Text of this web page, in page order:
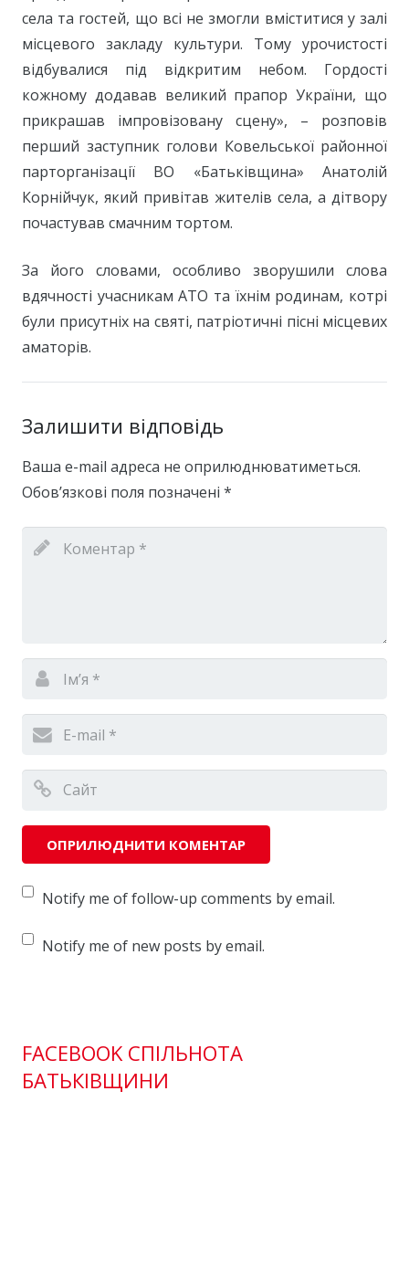
села та гостей, що всі не змогли вміститися у залі
місцевого закладу культури. Тому урочистості
відбувалися під відкритим небом. Гордості
кожному додавав великий прапор України, що
прикрашав імпровізовану сцену», – розповів
перший заступник голови Ковельської районної
парторганізації ВО «Батьківщина» Анатолій
Корнійчук, який привітав жителів села, а дітвору
почастував смачним тортом.
За його словами, особливо зворушили слова
вдячності учасникам АТО та їхнім родинам, котрі
були присутніх на святі, патріотичні пісні місцевих
аматорів.
Залишити відповідь
Ваша e-mail адреса не оприлюднюватиметься.
Обов’язкові поля позначені *
Notify me of follow-up comments by email.
Notify me of new posts by email.
FACEBOOK СПІЛЬНОТА
БАТЬКІВЩИНИ